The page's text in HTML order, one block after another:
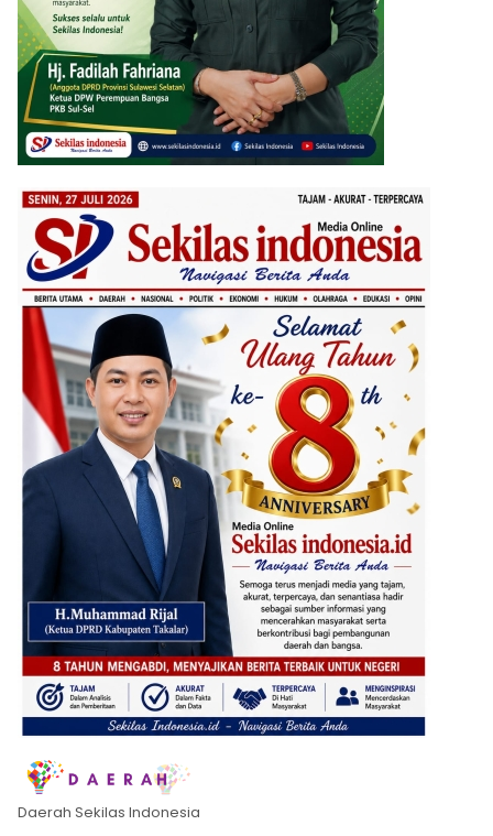
Daerah Sekilas Indonesia